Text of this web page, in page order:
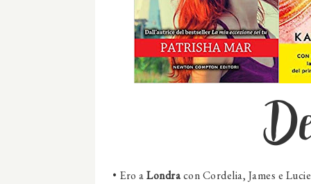
• Ero aLondracon Cordelia, James e